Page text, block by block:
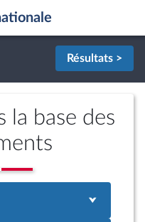
Résultats >
la base des